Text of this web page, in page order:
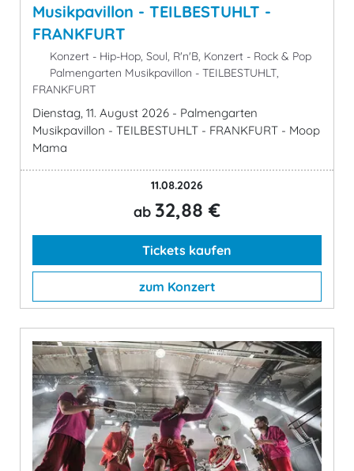
Musikpavillon - TEILBESTUHLT -
FRANKFURT
Konzert - Hip-Hop, Soul, R'n'B, Konzert - Rock & Pop
Palmengarten Musikpavillon - TEILBESTUHLT,
FRANKFURT
Dienstag, 11. August 2026 - Palmengarten
Musikpavillon - TEILBESTUHLT - FRANKFURT - Moop
Mama
11.08.2026
ab 32,88 €
Tickets kaufen
zum Konzert